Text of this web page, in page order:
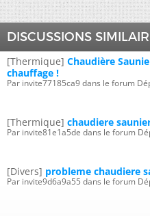
DISCUSSIONS
[Thermique] Chaudière
chauffage !
Par invite77185ca9 dans le forum
[Thermique] chaudiere
Par invite81e1a5de dans le forum
[Divers] probleme chaudiere
Par invite9d6a9a55 dans le forum